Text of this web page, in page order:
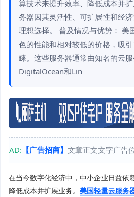
算技术来提升效率、降低成本并
务器因其灵活性、可扩展性和经
理想选择。 普及情况与优势： 美
色的性能和相对较低的价格，吸
睐。这些服务器通常由知名的云服
DigitalOcean和Lin
AD: 【广告招商】 文章正文文字广告
在当今数字化经济中，中小企业日益依
降低成本并扩展业务。 美国轻量云服务